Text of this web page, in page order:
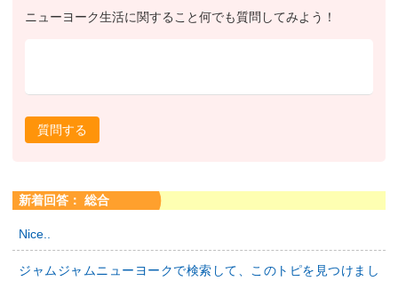
ニューヨーク生活に関すること何でも質問してみよう！
質問する
新着回答： 総合
Nice..
ジャムジャムニューヨークで検索して、このトピを見つけまし